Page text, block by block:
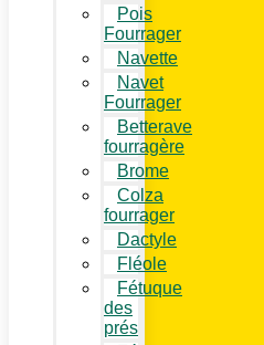
Pois
Fourrager
Navette
Navet
Fourrager
Betterave
fourragère
Brome
Colza
fourrager
Dactyle
Fléole
Fétuque
des
prés